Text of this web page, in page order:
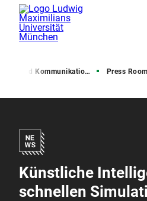
und Kommunikation (PuK) Press Room
Künstliche
schnellen